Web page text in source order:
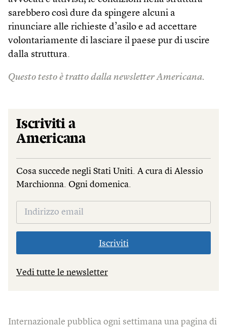
sarebbero così dure da spingere alcuni a
rinunciare alle richieste d’asilo e ad accettare
volontariamente di lasciare il paese pur di uscire
dalla struttura.
Questo testo è tratto dalla newsletter Americana.
Iscriviti a
Americana
Cosa succede negli Stati Uniti. A cura di Alessio
Marchionna. Ogni domenica.
Iscriviti
Vedi tutte le newsletter
Internazionale pubblica ogni settimana una pagina di